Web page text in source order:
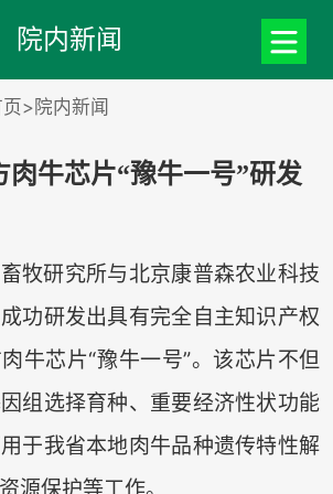
院内新闻
>院内新闻
肉牛芯片“豫牛一号”研发
牧研究所与北京康普森农业科技
功研发出具有完全自主知识产权
牛芯片“豫牛一号”。该芯片不但
组选择育种、重要经济性状功能
于我省本地肉牛品种遗传特性解